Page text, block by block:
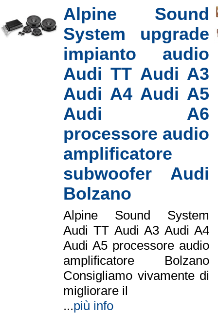
Alpine Sound
System upgrade
impianto audio
Audi TT Audi A3
Audi A4 Audi A5
Audi A6
processore audio
amplificatore
subwoofer Audi
Bolzano
Alpine Sound System
Audi TT Audi A3 Audi A4
Audi A5 processore audio
amplificatore Bolzano
Consigliamo vivamente di
migliorare il
...più info